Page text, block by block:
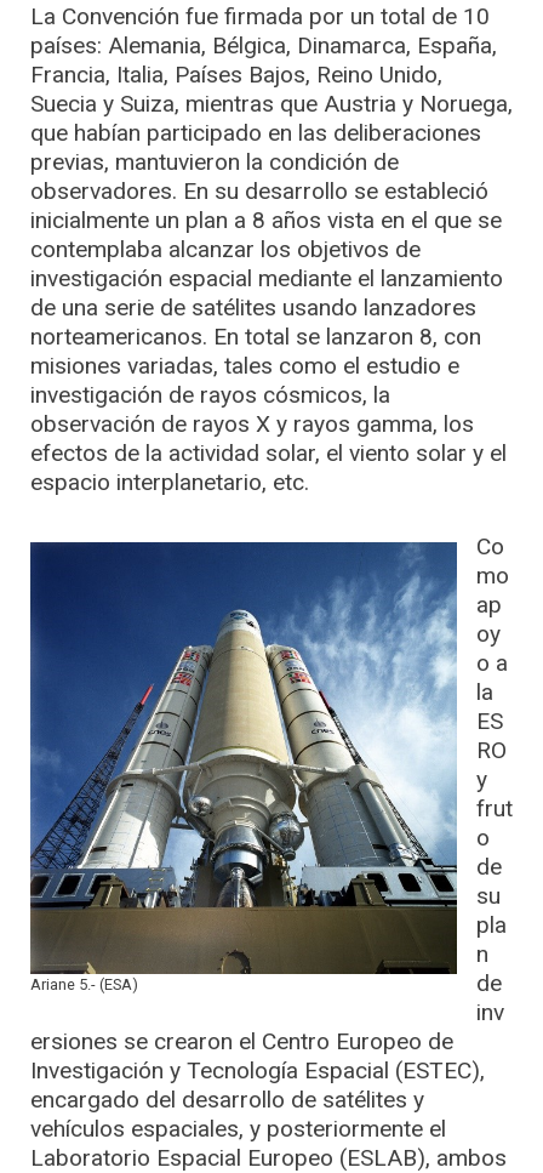
La Convención fue firmada por un total de 10
países: Alemania, Bélgica, Dinamarca, España,
Francia, Italia, Países Bajos, Reino Unido,
Suecia y Suiza, mientras que Austria y Noruega,
que habían participado en las deliberaciones
previas, mantuvieron la condición de
observadores. En su desarrollo se estableció
inicialmente un plan a 8 años vista en el que se
contemplaba alcanzar los objetivos de
investigación espacial mediante el lanzamiento
de una serie de satélites usando lanzadores
norteamericanos. En total se lanzaron 8, con
misiones variadas, tales como el estudio e
investigación de rayos cósmicos, la
observación de rayos X y rayos gamma, los
efectos de la actividad solar, el viento solar y el
espacio interplanetario, etc.
Ariane 5.- (ESA)
Co
mo
ap
oy
o a
la
ES
RO
y
frut
o
de
su
pla
n
de
inv
ersiones se crearon el Centro Europeo de
Investigación y Tecnología Espacial (ESTEC),
encargado del desarrollo de satélites y
vehículos espaciales, y posteriormente el
Laboratorio Espacial Europeo (ESLAB), ambos